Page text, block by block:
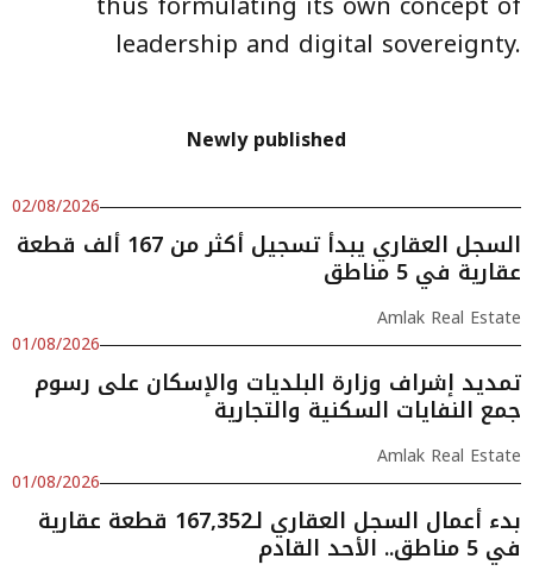
leadership and digital sovereignty.
Newly published
02/08/2026
السجل العقاري يبدأ تسجيل أكثر من 167 ألف قطعة
عقارية في 5 مناطق
Amlak Real Estate
01/08/2026
تمديد إشراف وزارة البلديات والإسكان على رسوم
جمع النفايات السكنية والتجارية
Amlak Real Estate
01/08/2026
بدء أعمال السجل العقاري لـ167,352 قطعة عقارية
في 5 مناطق.. الأحد القادم